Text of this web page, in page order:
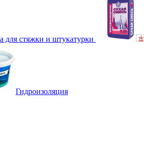
для стяжки и штукатурки
Гидроизоляция